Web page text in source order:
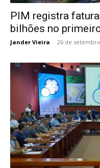
PIM registra
bilhões no
Jander Vieira - 26 de